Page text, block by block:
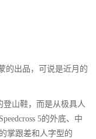
的出品，可说是近月的
登山鞋，而是从极具人
5的外底、中
掌跟差和人字型的